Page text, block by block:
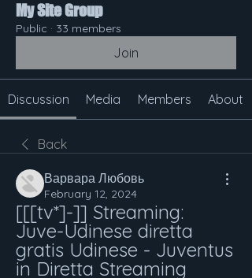
My Site Group
Public · 33 members
Join
Discussion Media Members About
Back
Варвара Любовь
February 12, 2024
[[[tv*]-]] Streaming:
Juve-Udinese diretta
gratis Udinese - Juventus
in Diretta Streaming